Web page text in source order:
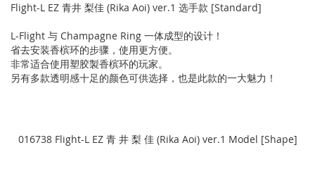
Flight-L EZ 青井 梨佳 (Rika Aoi) ver.1 选手款 [Standard]
L-Flight 与 Champagne Ring 一体成型的设计！
省去安装香槟环的步骤，使用更方便。
非常适合使用塑胶製香槟环的玩家。
另有多款透明感十足的颜色可供选择，也是此款的一大魅力！
016738 Flight-L EZ 青 井 梨 佳 (Rika Aoi) ver.1 Model [Shape]